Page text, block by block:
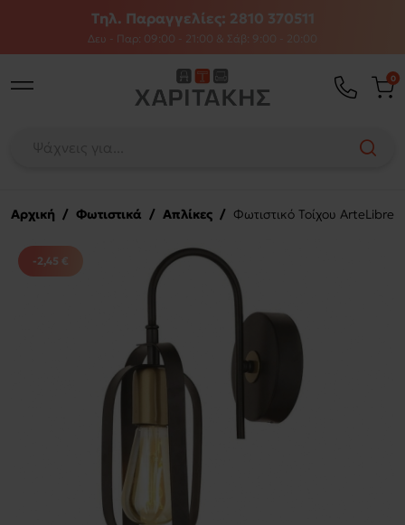
Τηλ. Παραγγελίες: 2810 370511
Δευ - Παρ: 09:00 - 21:00 & Σάβ: 9:00 - 20:00
0
Αρχική / Φωτιστικά / Απλίκες / Φωτιστικό Τοίχου
-2,45 €